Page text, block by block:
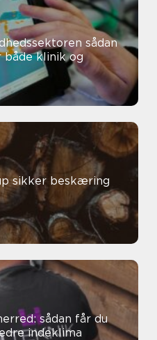
sådan
klinik og
sådan får du
indeklima